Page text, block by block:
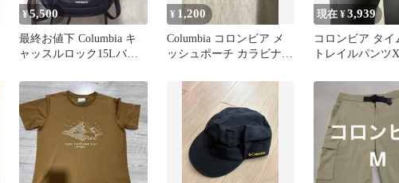
¥5,500
最終お値下 Columbia キ
ャッスルロック15Lバッ
¥ 1,200
Columbia コロンビア メ
ッシュポーチ カラビナ付
現在 ¥3,939
コロンビア タイ
トレイルパンツ